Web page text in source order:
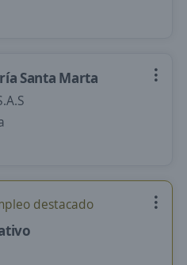
Santa Marta
destacado